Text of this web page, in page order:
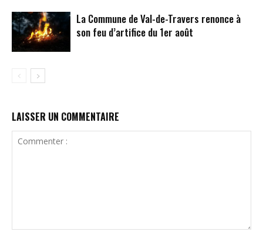
La Commune de Val-de-Travers renonce à
son feu d’artifice du 1er août
LAISSER UN COMMENTAIRE